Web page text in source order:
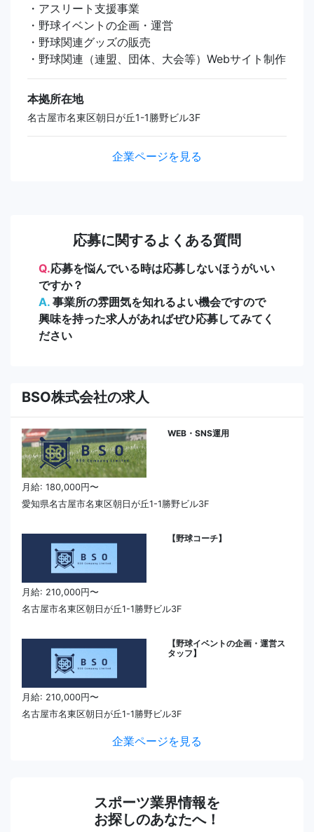
・アスリート支援事業
・野球イベントの企画・運営
・野球関連グッズの販売
・野球関連（連盟、団体、大会等）Webサイト制作
本拠所在地
名古屋市名東区朝日が丘1-1勝野ビル3F
企業ページを見る
応募に関するよくある質問
Q.応募を悩んでいる時は応募しないほうがいい
ですか？
A. 事業所の雰囲気を知れるよい機会ですので
興味を持った求人があればぜひ応募してみてく
ださい
BSO株式会社の求人
WEB・SNS運用
月給: 180,000円〜
愛知県名古屋市名東区朝日が丘1-1勝野ビル3F
【野球コーチ】
月給: 210,000円〜
名古屋市名東区朝日が丘1-1勝野ビル3F
【野球イベントの企画・運営ス
タッフ】
月給: 210,000円〜
名古屋市名東区朝日が丘1-1勝野ビル3F
企業ページを見る
スポーツ業界情報を
お探しのあなたへ！